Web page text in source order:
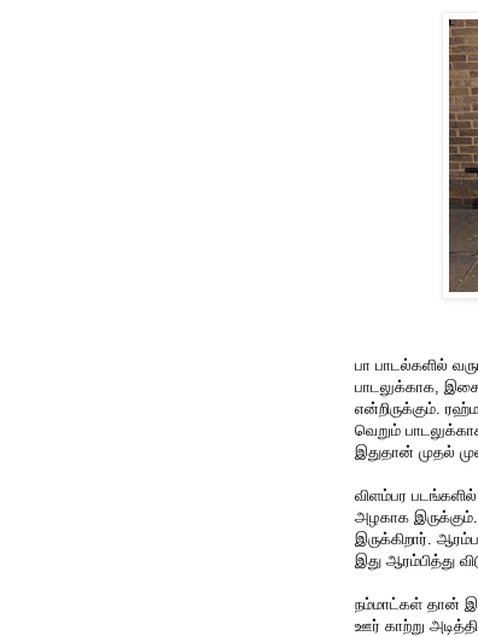
பா பாடல்களில்
பாடலுக்காக,
என்றிருக்கும்.
வெறும்
இதுதான் முதல்
விளம்பர
அழகாக இருக்கும்.
இருக்கிறார்.
இது ஆரம்பித்து
நம்மாட்கள் தான்
ஊர் காற்று